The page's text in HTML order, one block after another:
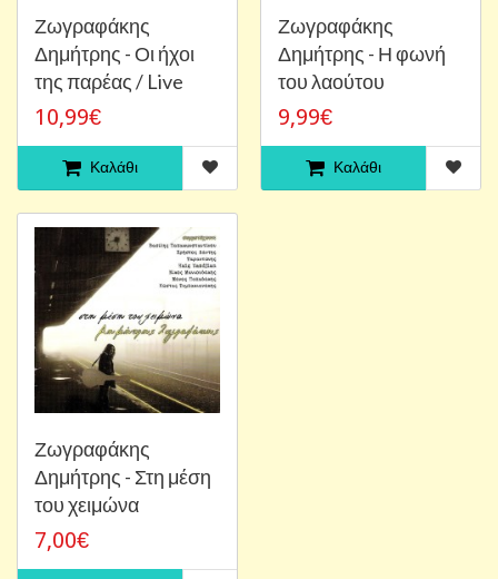
Ζωγραφάκης
Δημήτρης - Οι ήχοι
της παρέας / Live
10,99€
Καλάθι
Ζωγραφάκης
Δημήτρης - Η φωνή
του λαούτου
9,99€
Καλάθι
Ζωγραφάκης
Δημήτρης - Στη μέση
του χειμώνα
7,00€